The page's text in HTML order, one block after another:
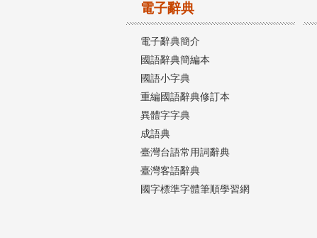
電子辭典
電子辭典簡介
國語辭典簡編本
國語小字典
重編國語辭典修訂本
異體字字典
成語典
臺灣台語常用詞辭典
臺灣客語辭典
國字標準字體筆順學習網